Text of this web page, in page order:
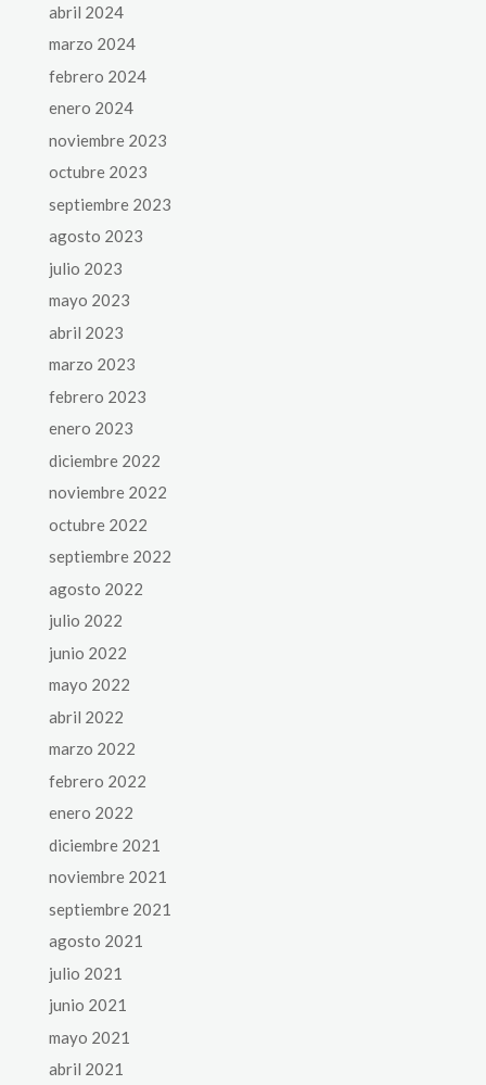
abril 2024
marzo 2024
febrero 2024
enero 2024
noviembre 2023
octubre 2023
septiembre 2023
agosto 2023
julio 2023
mayo 2023
abril 2023
marzo 2023
febrero 2023
enero 2023
diciembre 2022
noviembre 2022
octubre 2022
septiembre 2022
agosto 2022
julio 2022
junio 2022
mayo 2022
abril 2022
marzo 2022
febrero 2022
enero 2022
diciembre 2021
noviembre 2021
septiembre 2021
agosto 2021
julio 2021
junio 2021
mayo 2021
abril 2021